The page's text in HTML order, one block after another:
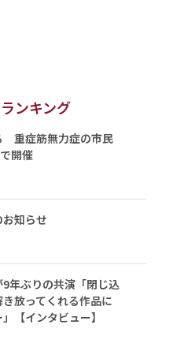
ンキング
重症筋無力症の市民
開催
知らせ
年ぶりの共演「閉じ込
放ってくれる作品に
【インタビュー】